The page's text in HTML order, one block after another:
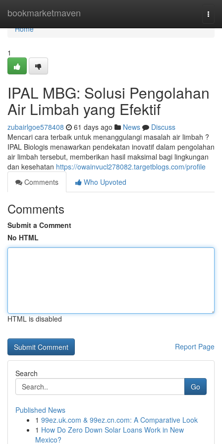
bookmarketmaven
Home
Home
1
IPAL MBG: Solusi Pengolahan
Air Limbah yang Efektif
zubairlgoe578408 61 days ago News
Discuss
Mencari cara terbaik untuk menanggulangi masalah air limbah ?
IPAL Biologis menawarkan pendekatan inovatif dalam pengolahan
air limbah tersebut, memberikan hasil maksimal bagi lingkungan
dan kesehatan https://owainvucl278082.targetblogs.com/profile
Comments
Who Upvoted
Comments
Submit a Comment
No HTML
HTML is disabled
Report Page
Search
Go
Published News
1 99ez.uk.com & 99ez.cn.com: A Comparative Look
1 How Do Zero Down Solar Loans Work in New
Mexico?